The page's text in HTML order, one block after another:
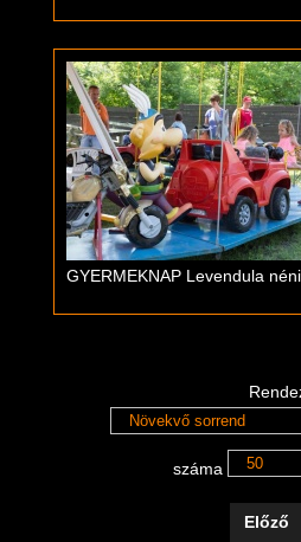
GYERMEKNAP Levendula
száma
Előző